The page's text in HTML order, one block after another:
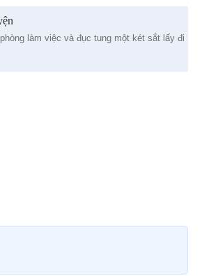
làm việc và đục tung một két sắt lấy đi